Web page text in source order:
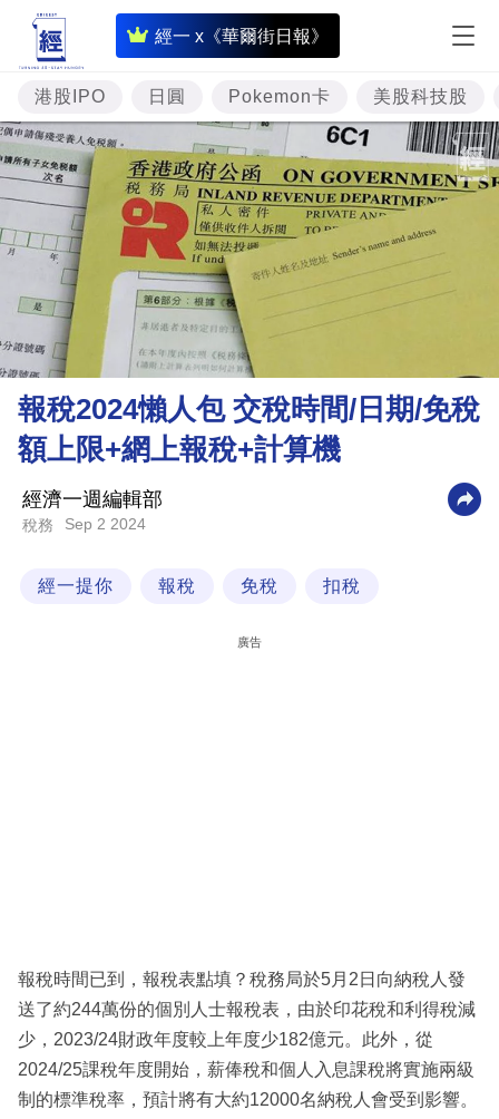
經一 x《華爾街日報》
即
時
財
經
專
題
投
資
樓
理
財
商
業
科
區
港股IPO 日圓 Pokemon卡 美股科技股
報稅2024懶人包 交稅時間/日期/免稅
額上限+網上報稅+計算機
經濟一週編輯部
稅務 Sep 2 2024
經一提你 報稅 免稅 扣稅
廣告
報稅時間已到，報稅表點填？稅務局於5月2日向納稅人發
送了約244萬份的個別人士報稅表，由於印花稅和利得稅減
少，2023/24財政年度較上年度少182億元。此外，從
2024/25課稅年度開始，薪俸稅和個人入息課稅將實施兩級
制的標準稅率，預計將有大約12000名納稅人會受到影響。